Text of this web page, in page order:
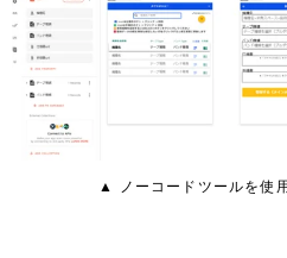
▲ ノーコードツールを使